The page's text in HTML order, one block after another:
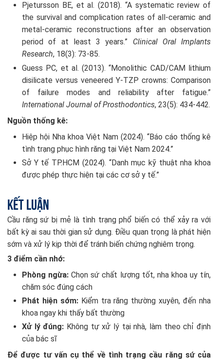
Pjetursson BE, et al. (2018). “A systematic review of
the survival and complication rates of all-ceramic and
metal-ceramic reconstructions after an observation
period of at least 3 years.” Clinical Oral Implants
Research, 18(3): 73-85.
Guess PC, et al. (2013). “Monolithic CAD/CAM lithium
disilicate versus veneered Y-TZP crowns: Comparison
of failure modes and reliability after fatigue.”
International Journal of Prosthodontics, 23(5): 434-442.
Nguồn thống kê:
Hiệp hội Nha khoa Việt Nam (2024). “Báo cáo thống kê
tình trạng phục hình răng tại Việt Nam 2024.”
Sở Y tế TP.HCM (2024). “Danh mục kỹ thuật nha khoa
được phép thực hiện tại các cơ sở y tế.”
Kết luận
Cầu răng sứ bị mẻ là tình trạng phổ biến có thể xảy ra với
bất kỳ ai sau thời gian sử dụng. Điều quan trọng là phát hiện
sớm và xử lý kịp thời để tránh biến chứng nghiêm trọng.
3 điểm cần nhớ:
Phòng ngừa: Chọn sứ chất lượng tốt, nha khoa uy tín,
chăm sóc đúng cách
Phát hiện sớm:Kiểm tra răng thường xuyên, đến nha
khoa ngay khi thấy bất thường
Xử lý đúng: Không tự xử lý tại nhà, làm theo chỉ định
của bác sĩ
Để được tư vấn cụ thể về tình trạng cầu răng sứ của